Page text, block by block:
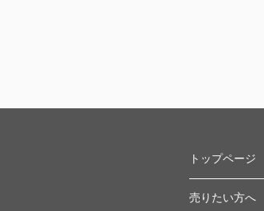
トップページ
売りたい方へ